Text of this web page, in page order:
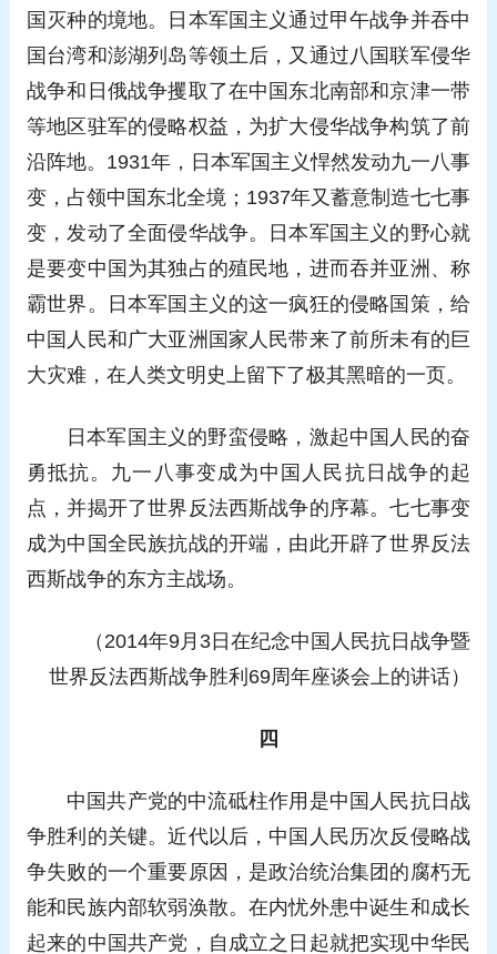
国灭种的境地。日本军国主义通过甲午战争并吞中
国台湾和澎湖列岛等领土后，又通过八国联军侵华
战争和日俄战争攫取了在中国东北南部和京津一带
等地区驻军的侵略权益，为扩大侵华战争构筑了前
沿阵地。1931年，日本军国主义悍然发动九一八事
变，占领中国东北全境；1937年又蓄意制造七七事
变，发动了全面侵华战争。日本军国主义的野心就
是要变中国为其独占的殖民地，进而吞并亚洲、称
霸世界。日本军国主义的这一疯狂的侵略国策，给
中国人民和广大亚洲国家人民带来了前所未有的巨
大灾难，在人类文明史上留下了极其黑暗的一页。
日本军国主义的野蛮侵略，激起中国人民的奋
勇抵抗。九一八事变成为中国人民抗日战争的起
点，并揭开了世界反法西斯战争的序幕。七七事变
成为中国全民族抗战的开端，由此开辟了世界反法
西斯战争的东方主战场。
（2014年9月3日在纪念中国人民抗日战争暨
世界反法西斯战争胜利69周年座谈会上的讲话）
四
中国共产党的中流砥柱作用是中国人民抗日战
争胜利的关键。近代以后，中国人民历次反侵略战
争失败的一个重要原因，是政治统治集团的腐朽无
能和民族内部软弱涣散。在内忧外患中诞生和成长
起来的中国共产党，自成立之日起就把实现中华民